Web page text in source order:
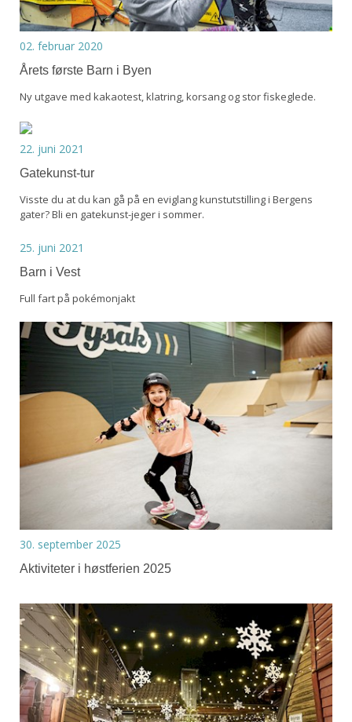
02. februar 2020
Årets første Barn i Byen
Ny utgave med kakaotest, klatring, korsang og stor fiskeglede.
22. juni 2021
Gatekunst-tur
Visste du at du kan gå på en eviglang kunstutstilling i Bergens
gater? Bli en gatekunst-jeger i sommer.
25. juni 2021
Barn i Vest
Full fart på pokémonjakt
30. september 2025
Aktiviteter i høstferien 2025